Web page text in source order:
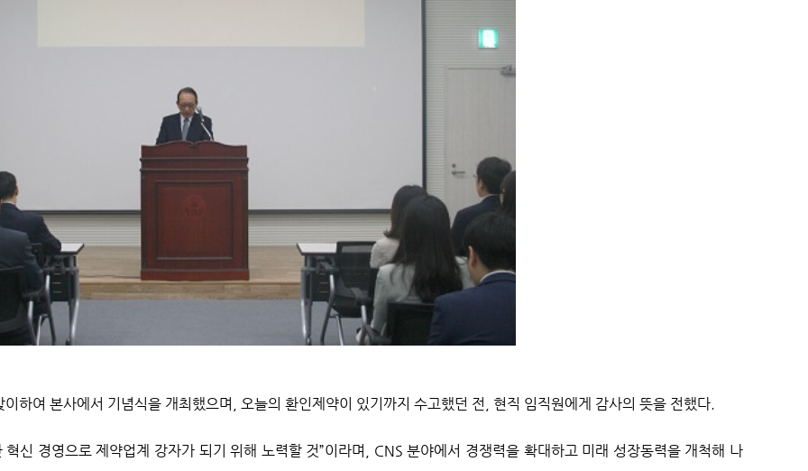
하여 본사에서 기념식을 개최했으며 오늘의 환인제약이 있기까지 수고했던 전 현직 임직원에게 감사의 뜻을 전했다.
혁신 경영으로 제약업계 강자가 되기 위해 노력할 것”이라며 , CNS분야에서 경쟁력을 확대하고 미래 성장동력을 개척해 나